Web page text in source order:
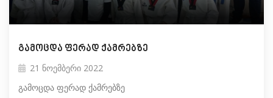
გამოცდა ფერად ქამრებზე
21 ნოემბერი 2022
გამოცდა ფერად ქამრებზე